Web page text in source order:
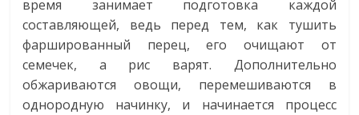
время занимает подготовка каждой
составляющей, ведь перед тем, как тушить
фаршированный перец, его очищают от
семечек, а рис варят. Дополнительно
обжариваются овощи, перемешиваются в
однородную начинку, и начинается процесс